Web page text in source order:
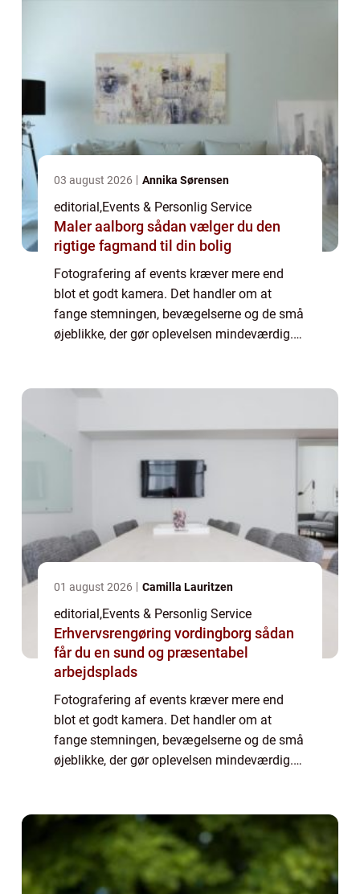
03 august 2026 Annika Sørensen
editorial ,Events & Personlig Service
Maler aalborg sådan vælger du den
rigtige fagmand til din bolig
Fotografering af events kræver mere end
blot et godt kamera. Det handler om at
fange stemningen, bevægelserne og de små
øjeblikke, der gør oplevelsen mindeværdig.
01 august 2026 Camilla Lauritzen
editorial ,Events & Personlig Service
Erhvervsrengøring vordingborg sådan
får du en sund og præsentabel
arbejdsplads
Fotografering af events kræver mere end
blot et godt kamera. Det handler om at
fange stemningen, bevægelserne og de små
øjeblikke, der gør oplevelsen mindeværdig.